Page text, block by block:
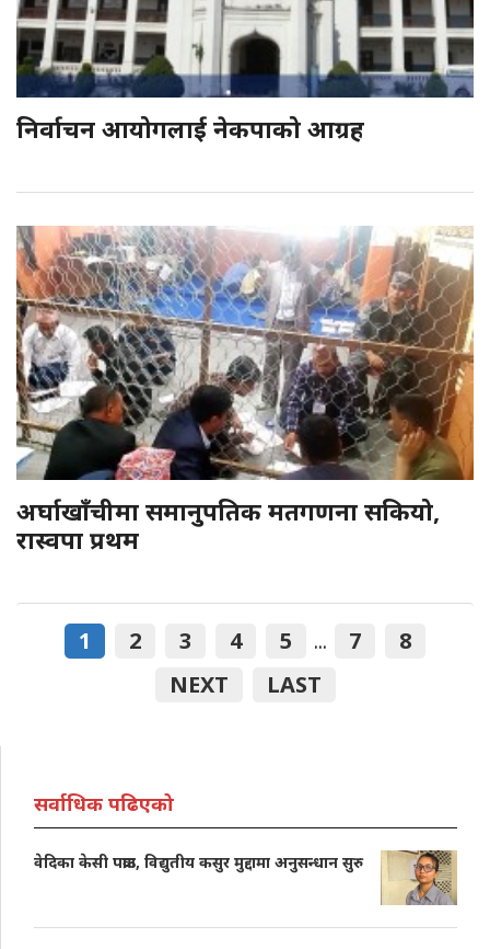
निर्वाचन आयोगलाई नेकपाको आग्रह
अर्घाखाँचीमा समानुपतिक मतगणना सकियो,
रास्वपा प्रथम
1 2 3 4 5 ... 7
8
NEXT
LAST
सर्वाधिक पढिएको
वेदिका केसी पक्राउ, विद्युतीय कसुर मुद्दामा अनुसन्धान सुरु